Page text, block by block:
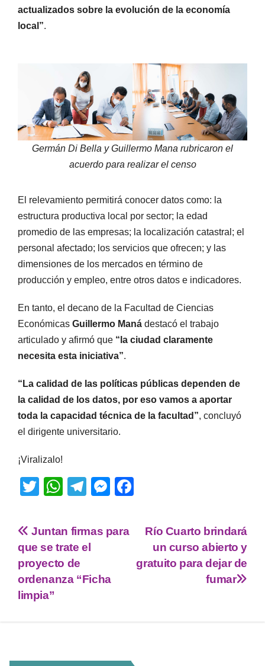
actualizados sobre la evolución de la economía
local”.
Germán Di Bella y Guillermo Mana rubricaron el
acuerdo para realizar el censo
El relevamiento permitirá conocer datos como: la
estructura productiva local por sector; la edad
promedio de las empresas; la localización catastral; el
personal afectado; los servicios que ofrecen; y las
dimensiones de los mercados en término de
producción y empleo, entre otros datos e indicadores.
En tanto, el decano de la Facultad de Ciencias
Económicas Guillermo Maná destacó el trabajo
articulado y afirmó que “la ciudad claramente
necesita esta iniciativa”.
“La calidad de las políticas públicas dependen de
la calidad de los datos, por eso vamos a aportar
toda la capacidad técnica de la facultad”, concluyó
el dirigente universitario.
¡Viralizalo!
T
tt
er
W
at
s
A
p
T
e
gr
m
M
ss
g
b
Río Cuarto brindará
un curso abierto y
gratuito para dejar de
fumar
Juntan firmas para
que se trate el
proyecto de
ordenanza “Ficha
limpia”